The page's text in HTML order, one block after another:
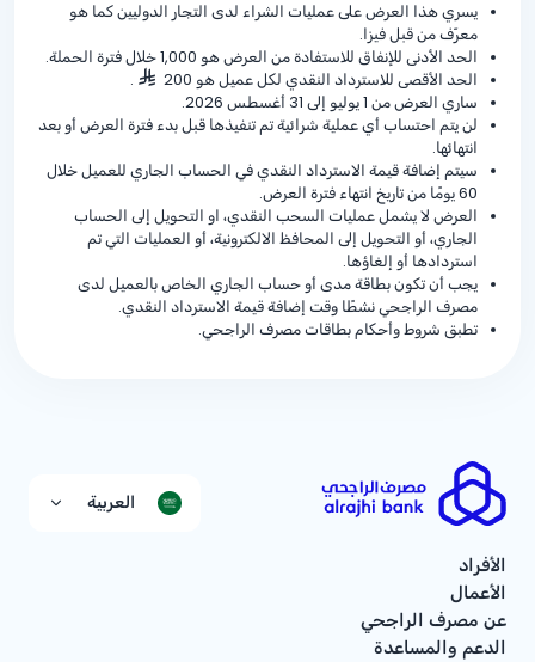
يسري هذا العرض على عمليات الشراء لدى التجار الدوليين كما هو
معرّف من قبل فيزا.
الحد الأدنى للإنفاق للاستفادة من العرض هو 1,000 خلال فترة الحملة.
الحد الأقصى للاسترداد النقدي لكل عميل هو 200
.
ساري العرض من 1 يوليو إلى 31 أغسطس 2026.
لن يتم احتساب أي عملية شرائية تم تنفيذها قبل بدء فترة العرض أو بعد
انتهائها.
سيتم إضافة قيمة الاسترداد النقدي في الحساب الجاري للعميل خلال
60 يومًا من تاريخ انتهاء فترة العرض.
العرض لا يشمل عمليات السحب النقدي، او التحويل إلى الحساب
الجاري، أو التحويل إلى المحافظ الالكترونية، أو العمليات التي تم
استردادها أو إلغاؤها.
يجب أن تكون بطاقة مدى أو حساب الجاري الخاص بالعميل لدى
مصرف الراجحي نشطًا وقت إضافة قيمة الاسترداد النقدي.
تطبق شروط وأحكام بطاقات مصرف الراجحي.
العربية
الأفراد
الأعمال
عن مصرف الراجحي
الدعم والمساعدة